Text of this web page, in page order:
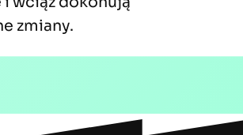
zmiany.